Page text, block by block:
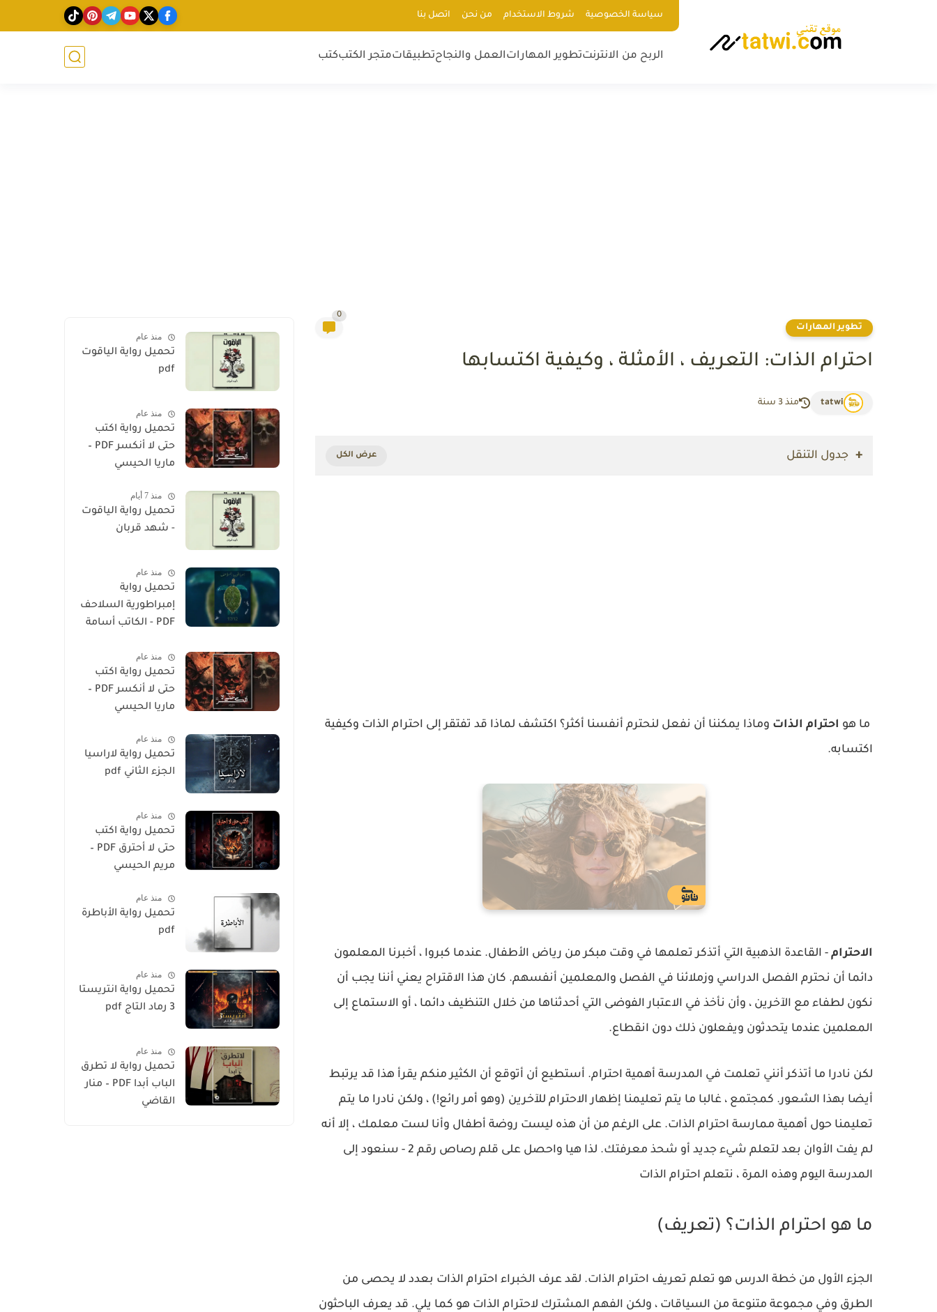
سياسة الخصوصية شروط الاستخدام من نحن اتصل بنا
الربح من الانترنتتطوير المهاراتالعمل والنجاحتطبيقاتمتجر الكتبكتب
تطوير المهارات
0
احترام الذات: التعريف ، الأمثلة ، وكيفية اكتسابها
tatwi منذ 3 سنة
جدول التنقل
ما هو احترام الذات وماذا يمكننا أن نفعل لنحترم أنفسنا أكثر؟ اكتشف لماذا قد تفتقر إلى احترام الذات وكيفية
اكتسابه.
الاحترام - القاعدة الذهبية التي أتذكر تعلمها في وقت مبكر من رياض الأطفال. عندما كبروا ، أخبرنا المعلمون
دائما أن نحترم الفصل الدراسي وزملائنا في الفصل والمعلمين أنفسهم. كان هذا الاقتراح يعني أننا يجب أن
نكون لطفاء مع الآخرين ، وأن نأخذ في الاعتبار الفوضى التي أحدثناها من خلال التنظيف دائما ، أو الاستماع إلى
المعلمين عندما يتحدثون ويفعلون ذلك دون انقطاع. ​
لكن نادرا ما أتذكر أنني تعلمت في المدرسة أهمية احترام. أستطيع أن أتوقع أن الكثير منكم يقرأ هذا قد يرتبط
أيضا بهذا الشعور. كمجتمع ، غالبا ما يتم تعليمنا إظهار الاحترام للآخرين (وهو أمر رائع!) ، ولكن نادرا ما يتم
تعليمنا حول أهمية ممارسة احترام الذات. على الرغم من أن هذه ليست روضة أطفال وأنا لست معلمك ، إلا أنه
لم يفت الأوان بعد لتعلم شيء جديد أو شحذ معرفتك. لذا هيا واحصل على قلم رصاص رقم 2 - سنعود إلى
المدرسة اليوم وهذه المرة ، نتعلم احترام الذات
ما هو احترام الذات؟ (تعريف)
الجزء الأول من خطة الدرس هو تعلم تعريف احترام الذات. لقد عرف الخبراء احترام الذات بعدد لا يحصى من
الطرق وفي مجموعة متنوعة من السياقات ، ولكن الفهم المشترك لاحترام الذات هو كما يلي. قد يعرف الباحثون
منذ عام
تحميل رواية الياقوت
pdf
منذ عام
تحميل رواية اكتب
حتى لا أنكسر PDF –
ماريا الحيسي
منذ 7 أيام
تحميل رواية الياقوت
- شهد قربان
منذ عام
تحميل رواية
إمبراطورية السلاحف
PDF - الكاتب أسامة
منذ عام
تحميل رواية اكتب
حتى لا أنكسر PDF –
ماريا الحيسي
منذ عام
تحميل رواية لاراسيا
الجزء الثاني pdf
منذ عام
تحميل رواية اكتب
حتى لا أحترق PDF –
مريم الحيسي
منذ عام
تحميل رواية الأباطرة
pdf
منذ عام
تحميل رواية انتريستا
3 رماد التاج pdf
منذ عام
تحميل رواية لا تطرق
الباب أبدا PDF – منار
القاضي